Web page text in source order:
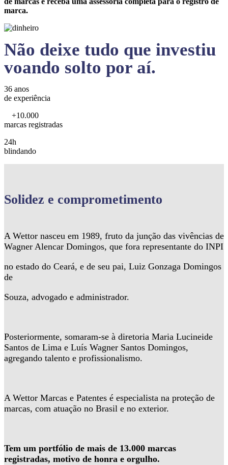
marca.
Não deixe tudo que investiu
voando solto por aí.
36 anos
de experiência
+10.000
marcas registradas
24h
blindando
Solidez e comprometimento
A Wettor nasceu em 1989, fruto da junção das vivências de
Wagner Alencar Domingos, que fora representante do INPI
no estado do Ceará, e de seu pai, Luiz Gonzaga Domingos
de
Souza, advogado e administrador.
Posteriormente, somaram-se à diretoria Maria Lucineide
Santos de Lima e Luís Wagner Santos Domingos,
agregando talento e profissionalismo.
A Wettor Marcas e Patentes é especialista na proteção de
marcas, com atuação no Brasil e no exterior.
Tem um portfólio de mais de 13.000 marcas
registradas, motivo de honra e orgulho.